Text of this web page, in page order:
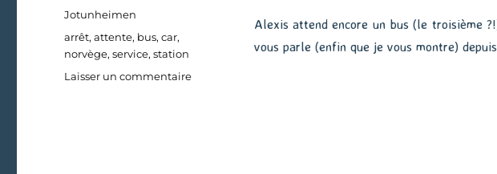
Alexis attend encore un bus (le troisième
vous parle (enfin que je vous montre)
le
Catégories
Jotunheimen
Étiquettes
arrêt,attente, bus,car,
norvège,service,station
Laisser un commentairesur